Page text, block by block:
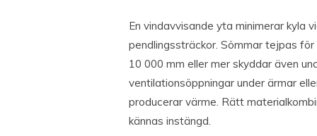
En vindavvisande yta minimerar kyla
pendlingssträckor. Sömmar tejpas
10 000 mm eller mer skyddar även
ventilationsöppningar under ärmar
producerar värme. Rätt
kännas instängd.